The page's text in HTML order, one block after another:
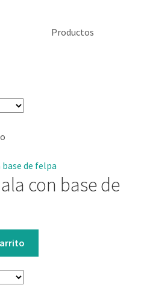
Productos
con base de